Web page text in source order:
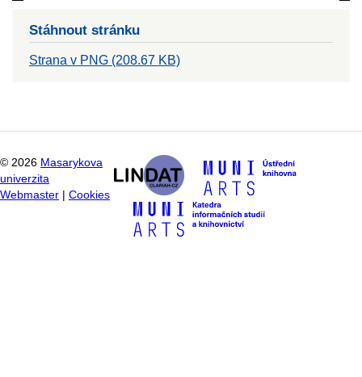
Stáhnout stránku
Strana v PNG (208.67 KB)
© 2026 Masarykova
univerzita
Webmaster
Cookies